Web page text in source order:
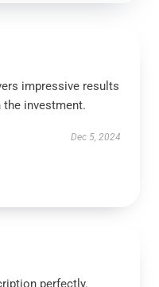
impressive results
investment.
Dec 5, 2024
perfectly.